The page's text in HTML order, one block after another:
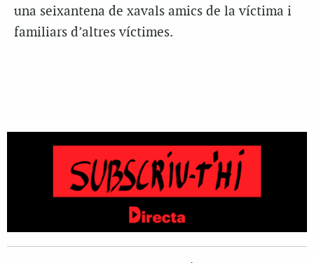
una seixantena de xavals amics de la víctima i
familiars d’altres víctimes.